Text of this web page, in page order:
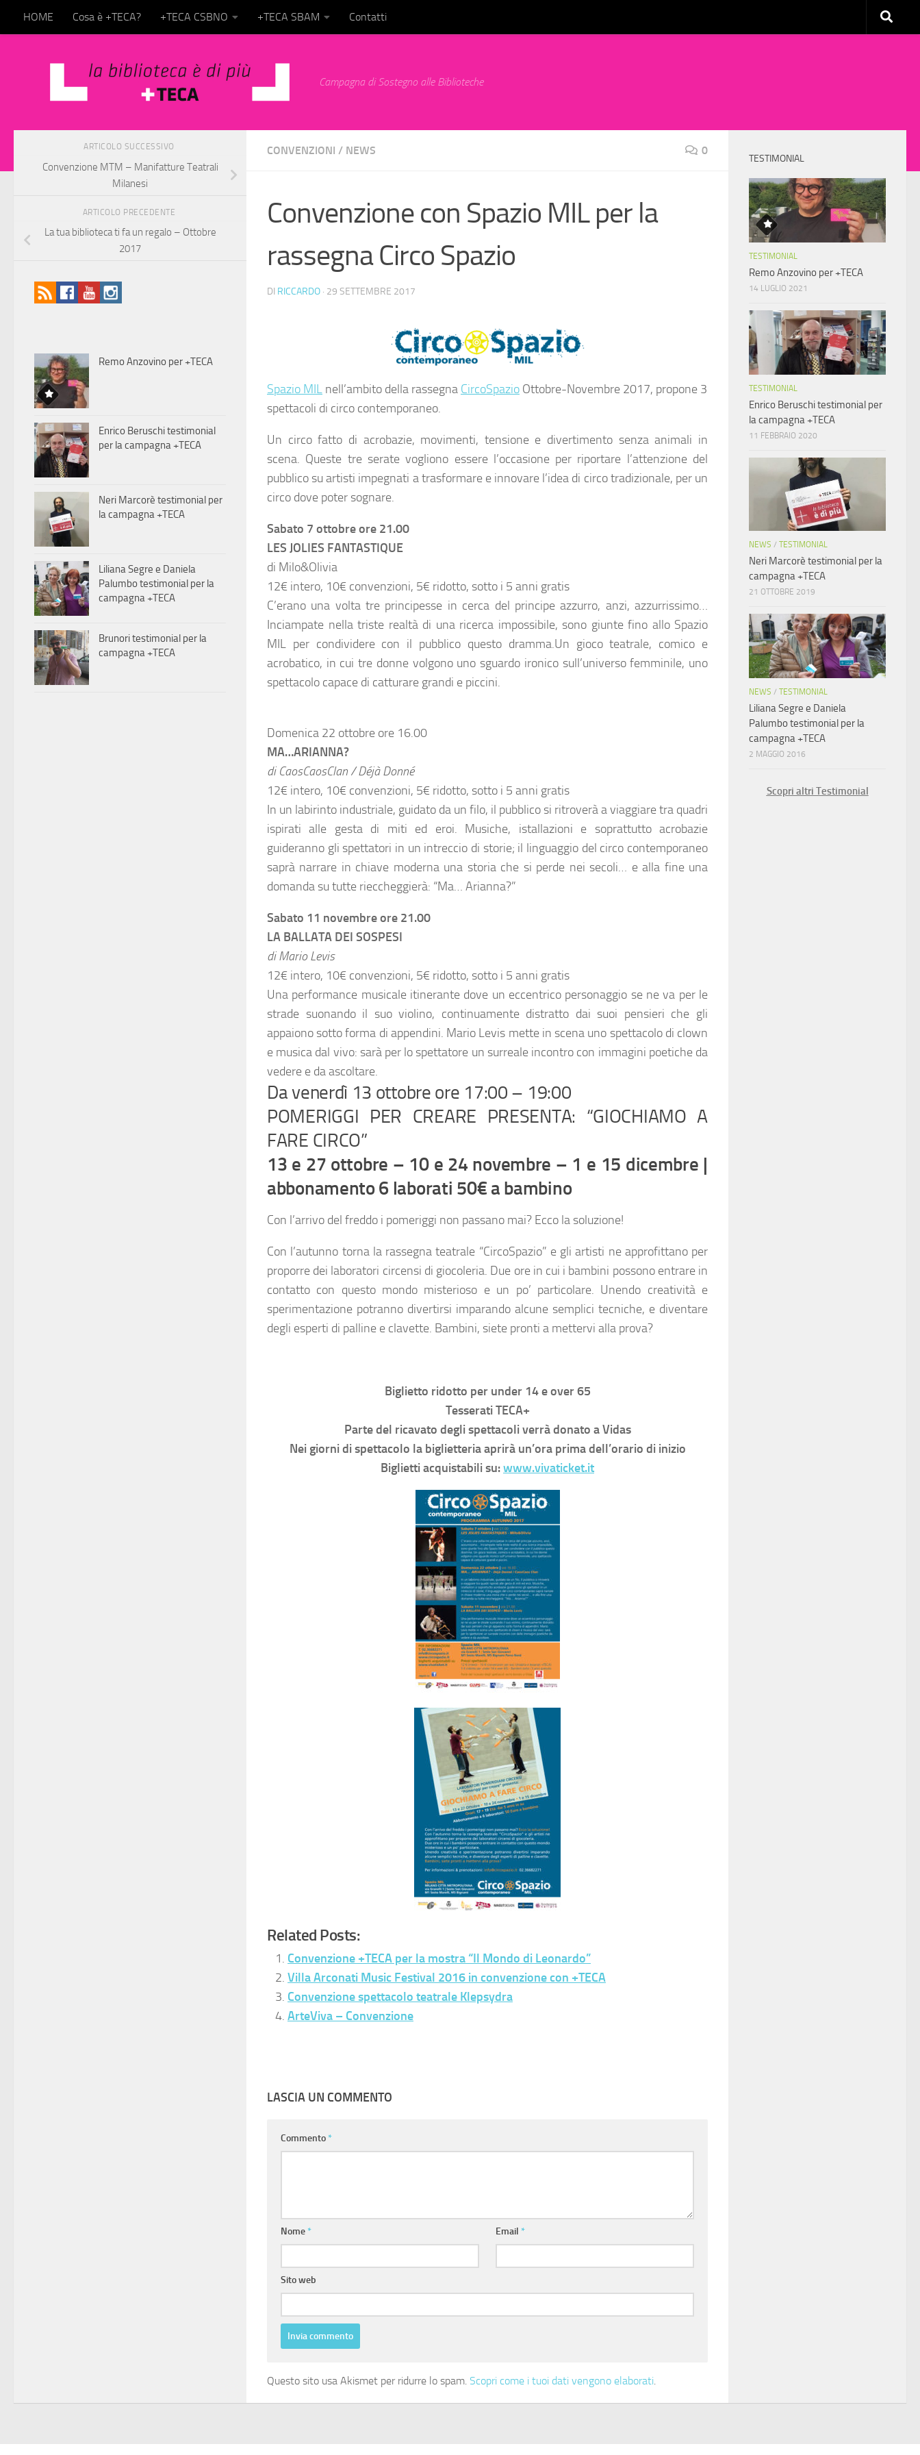
Salta al contenuto
HOME Cosa è +TECA? +TECA CSBNO +TECA SBAM Contatti
Campagna di Sostegno alle Biblioteche
CONVENZIONI / NEWS 0
Convenzione con Spazio MIL per la
rassegna Circo Spazio
DI RICCARDO · 29 SETTEMBRE 2017
Spazio MIL nell’ambito della rassegna CircoSpazio Ottobre-Novembre 2017, propone 3
spettacoli di circo contemporaneo.
Un circo fatto di acrobazie, movimenti, tensione e divertimento senza animali in
scena. Queste tre serate vogliono essere l’occasione per riportare l’attenzione del
pubblico su artisti impegnati a trasformare e innovare l’idea di circo tradizionale, per un
circo dove poter sognare.
Sabato 7 ottobre ore 21.00
LES JOLIES FANTASTIQUE
di Milo&Olivia
12€ intero, 10€ convenzioni, 5€ ridotto, sotto i 5 anni gratis
C’erano una volta tre principesse in cerca del principe azzurro, anzi, azzurrissimo…
Inciampate nella triste realtà di una ricerca impossibile, sono giunte fino allo Spazio
MIL per condividere con il pubblico questo dramma.Un gioco teatrale, comico e
acrobatico, in cui tre donne volgono uno sguardo ironico sull’universo femminile, uno
spettacolo capace di catturare grandi e piccini.
Domenica 22 ottobre ore 16.00
MA…ARIANNA?
di CaosCaosClan / Déjà Donné
12€ intero, 10€ convenzioni, 5€ ridotto, sotto i 5 anni gratis
In un labirinto industriale, guidato da un filo, il pubblico si ritroverà a viaggiare tra quadri
ispirati alle gesta di miti ed eroi. Musiche, istallazioni e soprattutto acrobazie
guideranno gli spettatori in un intreccio di storie; il linguaggio del circo contemporaneo
saprà narrare in chiave moderna una storia che si perde nei secoli… e alla fine una
domanda su tutte rieccheggierà: “Ma… Arianna?”
Sabato 11 novembre ore 21.00
LA BALLATA DEI SOSPESI
di Mario Levis
12€ intero, 10€ convenzioni, 5€ ridotto, sotto i 5 anni gratis
Una performance musicale itinerante dove un eccentrico personaggio se ne va per le
strade suonando il suo violino, continuamente distratto dai suoi pensieri che gli
appaiono sotto forma di appendini. Mario Levis mette in scena uno spettacolo di clown
e musica dal vivo: sarà per lo spettatore un surreale incontro con immagini poetiche da
vedere e da ascoltare.
Da venerdì 13 ottobre ore 17:00 – 19:00
POMERIGGI PER CREARE PRESENTA: “GIOCHIAMO A
FARE CIRCO”
13 e 27 ottobre – 10 e 24 novembre – 1 e 15 dicembre |
abbonamento 6 laborati 50€ a bambino
Con l’arrivo del freddo i pomeriggi non passano mai? Ecco la soluzione!
Con l’autunno torna la rassegna teatrale “CircoSpazio” e gli artisti ne approfittano per
proporre dei laboratori circensi di giocoleria. Due ore in cui i bambini possono entrare in
contatto con questo mondo misterioso e un po’ particolare. Unendo creatività e
sperimentazione potranno divertirsi imparando alcune semplici tecniche, e diventare
degli esperti di palline e clavette. Bambini, siete pronti a mettervi alla prova?
Biglietto ridotto per under 14 e over 65
Tesserati TECA+
Parte del ricavato degli spettacoli verrà donato a Vidas
Nei giorni di spettacolo la biglietteria aprirà un’ora prima dell’orario di inizio
Biglietti acquistabili su:www.vivaticket.it
Related Posts:
Convenzione +TECA per la mostra “Il Mondo di Leonardo”
Villa Arconati Music Festival 2016 in convenzione con +TECA
Convenzione spettacolo teatrale Klepsydra
ArteViva – Convenzione
LASCIA UN COMMENTO
Commento *
Nome * Email *
Sito web
Questo sito usa Akismet per ridurre lo spam. Scopri come i tuoi dati vengono elaborati.
ARTICOLO SUCCESSIVO
Convenzione MTM – Manifatture Teatrali
Milanesi
ARTICOLO PRECEDENTE
La tua biblioteca ti fa un regalo – Ottobre
2017
Remo Anzovino per +TECA
Enrico Beruschi testimonial
per la campagna +TECA
Neri Marcorè testimonial per
la campagna +TECA
Liliana Segre e Daniela
Palumbo testimonial per la
campagna +TECA
Brunori testimonial per la
campagna +TECA
TESTIMONIAL
TESTIMONIAL
Remo Anzovino per +TECA
14 LUGLIO 2021
TESTIMONIAL
Enrico Beruschi testimonial per
la campagna +TECA
11 FEBBRAIO 2020
NEWS / TESTIMONIAL
Neri Marcorè testimonial per la
campagna +TECA
21 OTTOBRE 2019
NEWS / TESTIMONIAL
Liliana Segre e Daniela
Palumbo testimonial per la
campagna +TECA
2 MAGGIO 2016
Scopri altri Testimonial